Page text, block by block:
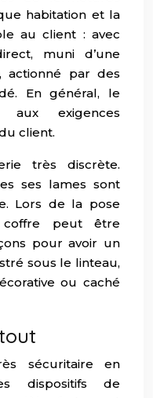
habitation et la
au client : avec
muni d’une
actionné par des
En général, le
exigences
client.
très discrète.
ses lames sont
Lors de la pose
peut être
pour avoir un
sous le linteau,
ou caché
sécuritaire en
dispositifs de